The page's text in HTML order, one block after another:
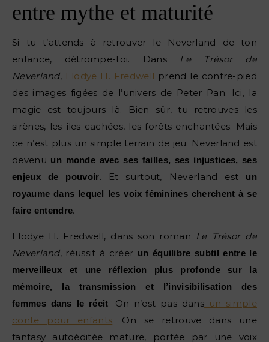
entre mythe et maturité
Si tu t’attends à retrouver le Neverland de ton
enfance, détrompe-toi. Dans Le Trésor de
Neverland, Elodye H. Fredwell prend le contre-pied
des images figées de l’univers de Peter Pan. Ici, la
magie est toujours là. Bien sûr, tu retrouves les
sirènes, les îles cachées, les forêts enchantées. Mais
ce n’est plus un simple terrain de jeu. Neverland est
devenu un monde avec ses failles, ses injustices, ses
enjeux de pouvoir. Et surtout, Neverland est un
royaume dans lequel les voix féminines cherchent à se
faire entendre.
Elodye H. Fredwell, dans son roman Le Trésor de
Neverland, réussit à créer un équilibre subtil entre le
merveilleux et une réflexion plus profonde sur la
mémoire, la transmission et l’invisibilisation des
femmes dans le récit. On n’est pas dans un simple
conte pour enfants. On se retrouve dans une
fantasy autoéditée mature, portée par une voix